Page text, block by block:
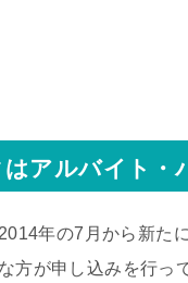
アルバイト・
年の7月から新た
方が申し込みを行っ